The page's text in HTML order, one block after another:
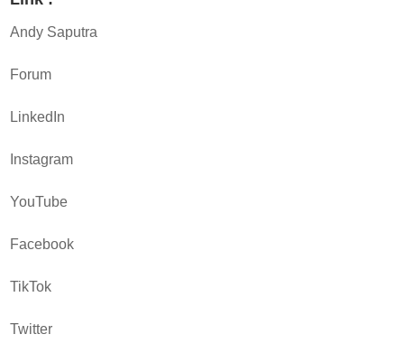
Andy Saputra
Forum
LinkedIn
Instagram
YouTube
Facebook
TikTok
Twitter